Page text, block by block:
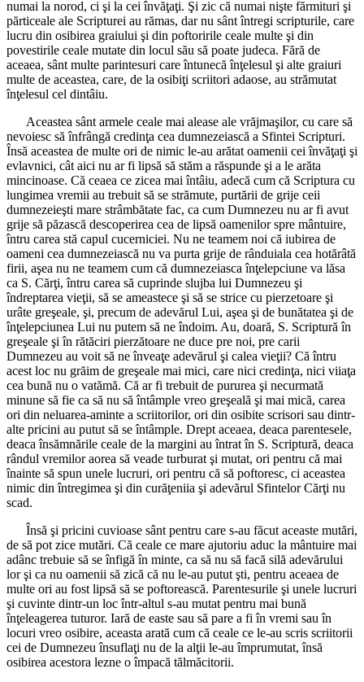
numai la norod, ci şi la cei învăţaţi. Şi zic că numai nişte fărmituri şi
părticeale ale Scripturei au rămas, dar nu sânt întregi scripturile, care
lucru din osibirea graiului şi din poftoririle ceale multe şi din
povestirile ceale mutate din locul său să poate judeca. Fără de
aceaea, sânt multe parintesuri care întunecă înţelesul şi alte graiuri
multe de aceastea, care, de la osibiţi scriitori adaose, au strămutat
înţelesul cel dintâiu.
Aceastea sânt armele ceale mai alease ale vrăjmaşilor, cu care să
nevoiesc să înfrângă credinţa cea dumnezeiască a Sfintei Scripturi.
Însă aceastea de multe ori de nimic le-au arătat oamenii cei învăţaţi şi
evlavnici, cât aici nu ar fi lipsă să stăm a răspunde şi a le arăta
mincinoase. Că ceaea ce zicea mai întâiu, adecă cum că Scriptura cu
lungimea vremii au trebuit să se strămute, purtării de grije ceii
dumnezeieşti mare strâmbătate fac, ca cum Dumnezeu nu ar fi avut
grije să păzască descoperirea cea de lipsă oamenilor spre mântuire,
întru carea stă capul cucerniciei. Nu ne teamem noi că iubirea de
oameni cea dumnezeiască nu va purta grije de rânduiala cea hotărâtă
firii, aşea nu ne teamem cum că dumnezeiasca înţelepciune va lăsa
ca S. Cărţi, întru carea să cuprinde slujba lui Dumnezeu şi
îndreptarea vieţii, să se ameastece şi să se strice cu pierzetoare şi
urâte greşeale, şi, precum de adevărul Lui, aşea şi de bunătatea şi de
înţelepciunea Lui nu putem să ne îndoim. Au, doară, S. Scriptură în
greşeale şi în rătăciri pierzătoare ne duce pre noi, pre carii
Dumnezeu au voit să ne înveaţe adevărul şi calea vieţii? Că întru
acest loc nu grăim de greşeale mai mici, care nici credinţa, nici viiaţa
cea bună nu o vatămă. Că ar fi trebuit de pururea şi necurmată
minune să fie ca să nu să întâmple vreo greşeală şi mai mică, carea
ori din neluarea-aminte a scriitorilor, ori din osibite scrisori sau dintr-
alte pricini au putut să se întâmple. Drept aceaea, deaca parentesele,
deaca însămnările ceale de la margini au întrat în S. Scriptură, deaca
rândul vremilor aorea să veade turburat şi mutat, ori pentru că mai
înainte să spun unele lucruri, ori pentru că să poftoresc, ci aceastea
nimic din întregimea şi din curăţeniia şi adevărul Sfintelor Cărţi nu
scad.
Însă şi pricini cuvioase sânt pentru care s-au făcut aceaste mutări,
de să pot zice mutări. Că ceale ce mare ajutoriu aduc la mântuire mai
adânc trebuie să se înfigă în minte, ca să nu să facă silă adevărului
lor şi ca nu oamenii să zică că nu le-au putut şti, pentru aceaea de
multe ori au fost lipsă să se poftorească. Parentesurile şi unele lucruri
şi cuvinte dintr-un loc într-altul s-au mutat pentru mai bună
înţeleagerea tuturor. Iară de easte sau să pare a fi în vremi sau în
locuri vreo osibire, aceasta arată cum că ceale ce le-au scris scriitorii
cei de Dumnezeu însuflaţi nu de la alţii le-au împrumutat, însă
osibirea acestora lezne o împacă tălmăcitorii.